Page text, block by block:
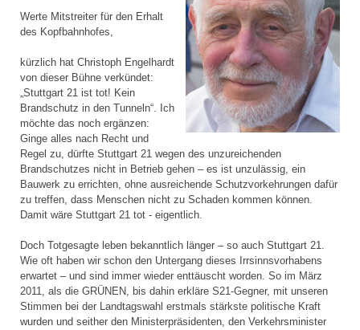
Werte Mitstreiter für den Erhalt
des Kopfbahnhofes,
kürzlich hat Christoph Engelhardt
von dieser Bühne verkündet:
„Stuttgart 21 ist tot! Kein
Brandschutz in den Tunneln“. Ich
möchte das noch ergänzen:
Ginge alles nach Recht und
Regel zu, dürfte Stuttgart 21 wegen des unzureichenden
Brandschutzes nicht in Betrieb gehen – es ist unzulässig, ein
Bauwerk zu errichten, ohne ausreichende Schutzvorkehrungen dafür
zu treffen, dass Menschen nicht zu Schaden kommen können.
Damit wäre Stuttgart 21 tot - eigentlich.
Doch Totgesagte leben bekanntlich länger – so auch Stuttgart 21.
Wie oft haben wir schon den Untergang dieses Irrsinnsvorhabens
erwartet – und sind immer wieder enttäuscht worden. So im März
2011, als die GRÜNEN, bis dahin erkläre S21-Gegner, mit unseren
Stimmen bei der Landtagswahl erstmals stärkste politische Kraft
wurden und seither den Ministerpräsidenten, den Verkehrsminister